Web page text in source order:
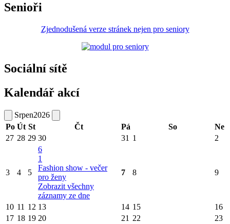
Senioři
Zjednodušená verze stránek nejen pro seniory
Sociální sítě
Kalendář akcí
Srpen2026
Po Út St Čt Pá So
Ne
27 28 29 30 31 1 2
3 4 5
6
1
Fashion show - večer
pro ženy
Zobrazit všechny
záznamy ze dne
7 8 9
10 11 12 13 14 15
16
17 18 19 20 21 22 23